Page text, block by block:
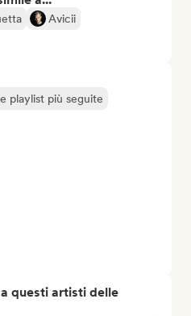
Avicii
playlist più seguite
questi artisti delle